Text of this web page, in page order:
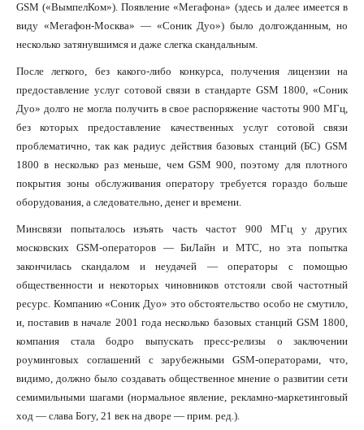
GSM («ВымпелКом»). Появление «Мегафона» (здесь и далее имеется в
виду «Мегафон-Москва» — «Соник Дуо») было долгожданным, но
несколько затянувшимся и даже слегка скандальным.
После легкого, без какого-либо конкурса, получения лицензии на
предоставление услуг сотовой связи в стандарте GSM 1800, «Соник
Дуо» долго не могла получить в свое распоряжение частоты 900 МГц,
без которых предоставление качественных услуг сотовой связи
проблематично, так как радиус действия базовых станций (БС) GSM
1800 в несколько раз меньше, чем GSM 900, поэтому для плотного
покрытия зоны обслуживания оператору требуется гораздо больше
оборудования, а следовательно, денег и времени.
Минсвязи попыталось изъять часть частот 900 МГц у других
московских GSM-операторов — БиЛайн и МТС, но эта попытка
закончилась скандалом и неудачей — операторы с помощью
общественности и некоторых чиновников отстояли свой частотный
ресурс. Компанию «Соник Дуо» это обстоятельство особо не смутило,
и, поставив в начале 2001 года несколько базовых станций GSM 1800,
компания стала бодро выпускать пресс-релизы о заключении
роуминговых соглашений с зарубежными GSM-операторами, что,
видимо, должно было создавать общественное мнение о развитии сети
семимильными шагами (нормальное явление, рекламно-маркетинговый
ход — слава Богу, 21 век на дворе — прим. ред.).